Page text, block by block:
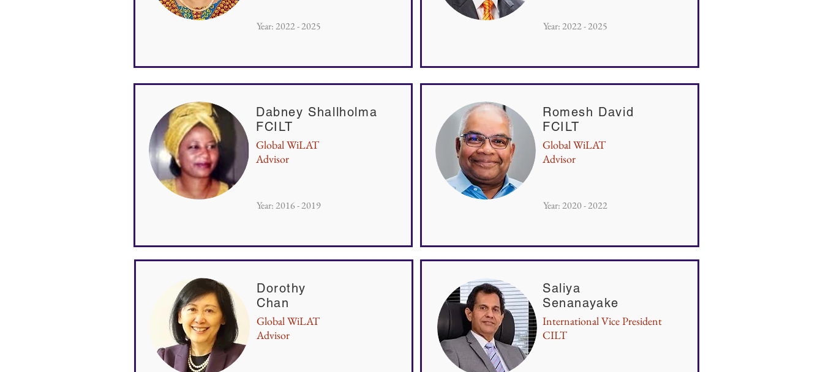
Year: 2022 - 2025 Year: 2022 - 2025
Dabney Shallholma
FCILT
Global WiLAT
Advisor
Year: 2016 - 2019
Romesh David
FCILT
Global WiLAT
Advisor
Year: 2020 - 2022
Dorothy
Chan
Global WiLAT
Advisor
Saliya
Senanayake
International Vice President
CILT